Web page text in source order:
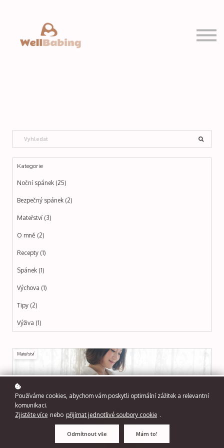
Mateřství
Kategorie
Noční spánek (25)
Bezpečný spánek (2)
Mateřství (3)
O mně (2)
Recepty (1)
Spánek (1)
Výchova (1)
Tipy (2)
Výživa (1)
Používáme cookies, abychom vám poskytli optimální zážitek a relevantní
komunikaci.
Zjistěte více nebo přijímat jednotlivé soubory cookie .
Odmítnout vše Mám to!